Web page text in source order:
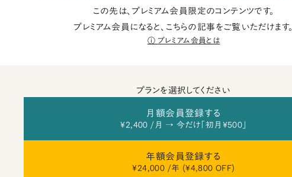
この先は、プレミアム会員限定のコンテンツです。
プレミアム会員になると、こちらの記事をご覧いただけます。
プレミアム会員とは
プランを選択してください
月額会員登録する
¥2,400 /月 → 今だけ「初月¥500」
年額会員登録する
¥24,000 /年 (¥4,800 OFF)